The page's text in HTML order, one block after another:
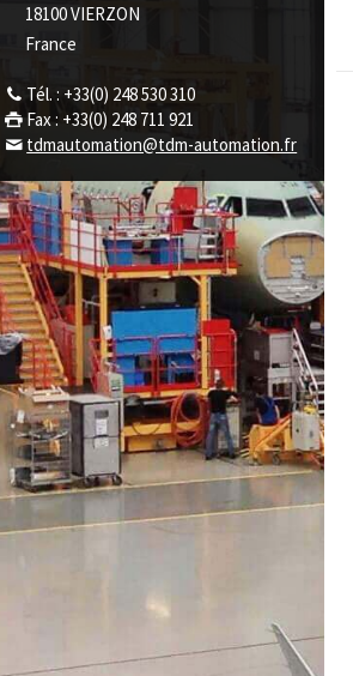
18100 VIERZON
France
Tél. : +33(0) 248 530 310
Fax : +33(0) 248 711 921
tdmautomation@tdm-automation.fr